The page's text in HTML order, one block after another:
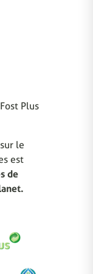
Plus
le
est
de